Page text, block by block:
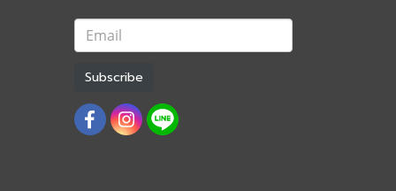
Subscribe